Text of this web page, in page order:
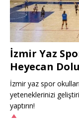
İzmir Yaz
Heyecan
İzmir yaz spor
yeteneklerinizi
yaptırın!